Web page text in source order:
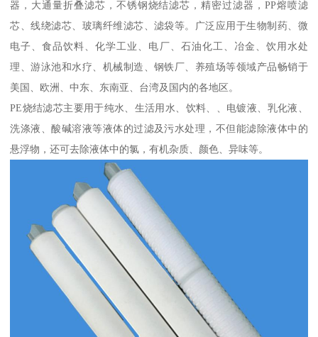
器，大通量折叠滤芯，不锈钢烧结滤芯，精密过滤器，PP熔喷滤
芯、线绕滤芯、玻璃纤维滤芯、滤袋等。广泛应用于生物制药、微
电子、食品饮料、化学工业、电厂、石油化工、冶金、饮用水处
理、游泳池和水疗、机械制造、钢铁厂、养殖场等领域产品畅销于
美国、欧洲、中东、东南亚、台湾及国内的各地区。
PE烧结滤芯主要用于纯水、生活用水、饮料、、电镀液、乳化液、
洗涤液、酸碱溶液等液体的过滤及污水处理，不但能滤除液体中的
悬浮物，还可去除液体中的氯，有机杂质、颜色、异味等。